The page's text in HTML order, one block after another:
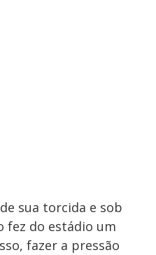
sua torcida e sob
fez do estádio um
fazer a pressão